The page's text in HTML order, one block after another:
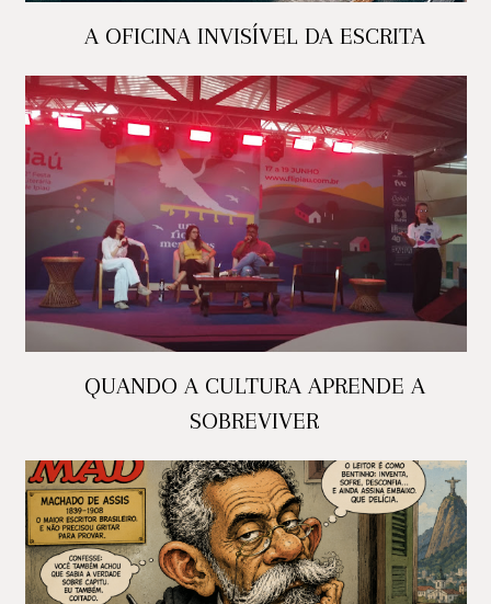
A OFICINA INVISÍVEL DA ESCRITA
QUANDO A CULTURA APRENDE A
SOBREVIVER